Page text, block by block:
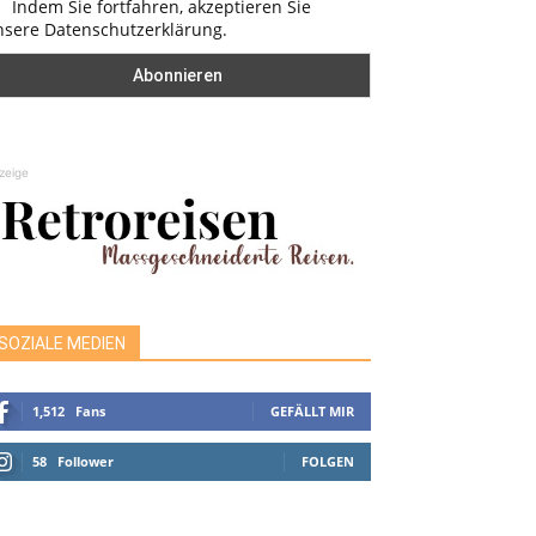
Indem Sie fortfahren, akzeptieren Sie
Datenschutzerklärung.
MEDIEN
1,512 Fans GEFÄLLT MIR
58 Follower FOLGEN